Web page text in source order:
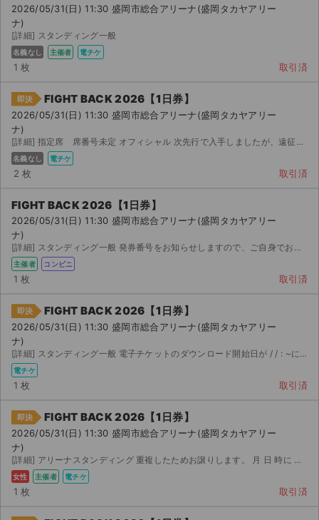
2026/05/31(日) 11:30 盛岡市総合アリーナ(盛岡タカヤアリー
ナ)
[詳細] スタンディング一般
名義なし 主催者 電チケ
1 枚 取引済
即決 FIGHT BACK 2026【1日券】
2026/05/31(日) 11:30 盛岡市総合アリーナ(盛岡タカヤアリー
ナ)
[詳細] 指定席 席番号未定 オフィシャル 次先行で入手しましたが、遠征が難しくなりましたので出品します...
名義なし 電チケ
2 枚 取引済
FIGHT BACK 2026【1日券】
2026/05/31(日) 11:30 盛岡市総合アリーナ(盛岡タカヤアリー
ナ)
[詳細] スタンディング一般 発券番号をお知らせしますので、ご自身でお近くのセブンイレブンで発券してくだ...
主催者 コンビニ
1 枚 取引済
即決 FIGHT BACK 2026【1日券】
2026/05/31(日) 11:30 盛岡市総合アリーナ(盛岡タカヤアリー
ナ)
[詳細] スタンディング一般 電子チケットのダウンロード開始日が / / : ~になりま...
電チケ
1 枚 取引済
即決 FIGHT BACK 2026【1日券】
2026/05/31(日) 11:30 盛岡市総合アリーナ(盛岡タカヤアリー
ナ)
[詳細] アリーナスタンディング 重複したためお譲りします。 月 日 時に 開始後に分配いた...
女性 主催者 電チケ
1 枚 取引済